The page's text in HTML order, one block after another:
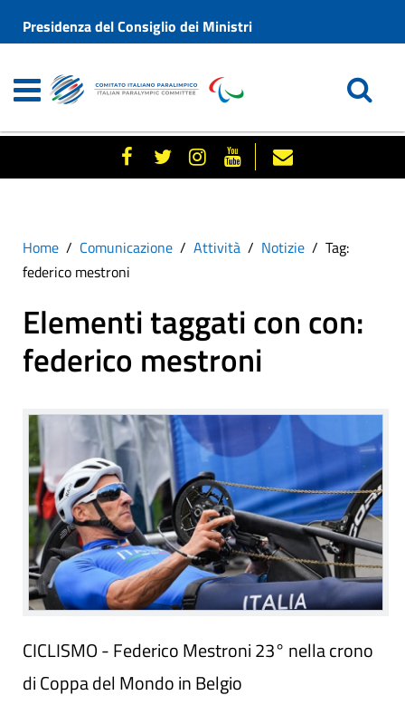
Presidenza del Consiglio dei Ministri
Home Comunicazione Attività Notizie
Tag:
federico mestroni
Elementi taggati con con:
federico mestroni
CICLISMO - Federico Mestroni 23° nella crono
di Coppa del Mondo in Belgio